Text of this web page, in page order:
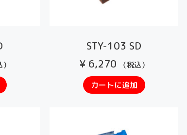
STY-103 SD
¥6,270 （税込）
カートに追加